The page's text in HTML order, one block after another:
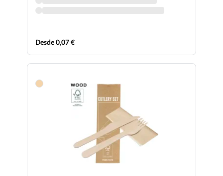
Desde 0,07 €